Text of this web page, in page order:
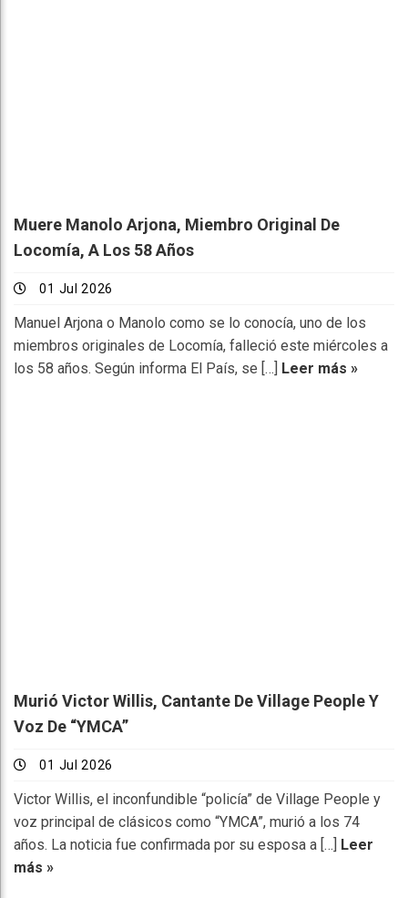
Muere Manolo Arjona, Miembro Original De
Locomía, A Los 58 Años
01 Jul 2026
Manuel Arjona o Manolo como se lo conocía, uno de los
miembros originales de Locomía, falleció este miércoles a
los 58 años. Según informa El País, se […]
Leer más »
Murió Victor Willis, Cantante De Village People Y
Voz De “YMCA”
01 Jul 2026
Victor Willis, el inconfundible “policía” de Village People y
voz principal de clásicos como “YMCA”, murió a los 74
años. La noticia fue confirmada por su esposa a […] Leer
más »